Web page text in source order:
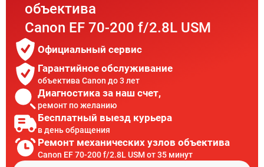
объектива
Canon EF 70-200 f/2.8L USM
Официальный сервис
Гарантийное обслуживание
объектива Canon до 3 лет
Диагностика за наш счет,
ремонт по желанию
Бесплатный выезд курьера
в день обращения
Ремонт механических узлов объектива
Canon EF 70-200 f/2.8L USM от 35 минут